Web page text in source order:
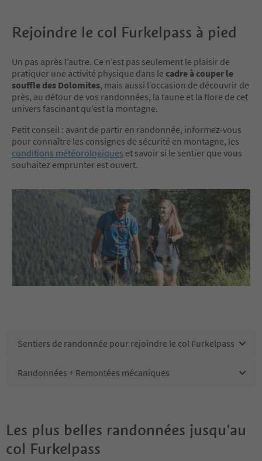
Rejoindre le col Furkelpass à pied
Un pas après l’autre. Ce n’est pas seulement le plaisir de
pratiquer une activité physique dans le cadre à couper le
souffle des Dolomites, mais aussi l’occasion de découvrir de
près, au détour de vos randonnées, la faune et la flore de cet
univers fascinant qu’est la montagne.
Petit conseil : avant de partir en randonnée, informez-vous
pour connaître les consignes de sécurité en montagne, les
conditions météorologiques et savoir si le sentier que vous
souhaitez emprunter est ouvert.
Sentiers de randonnée pour rejoindre le col Furkelpass
Randonnées + Remontées mécaniques
Les plus belles randonnées jusqu’au
col Furkelpass